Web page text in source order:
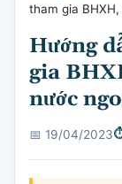
tham gia
Hướng
gia
nước
📅 19/04/2023